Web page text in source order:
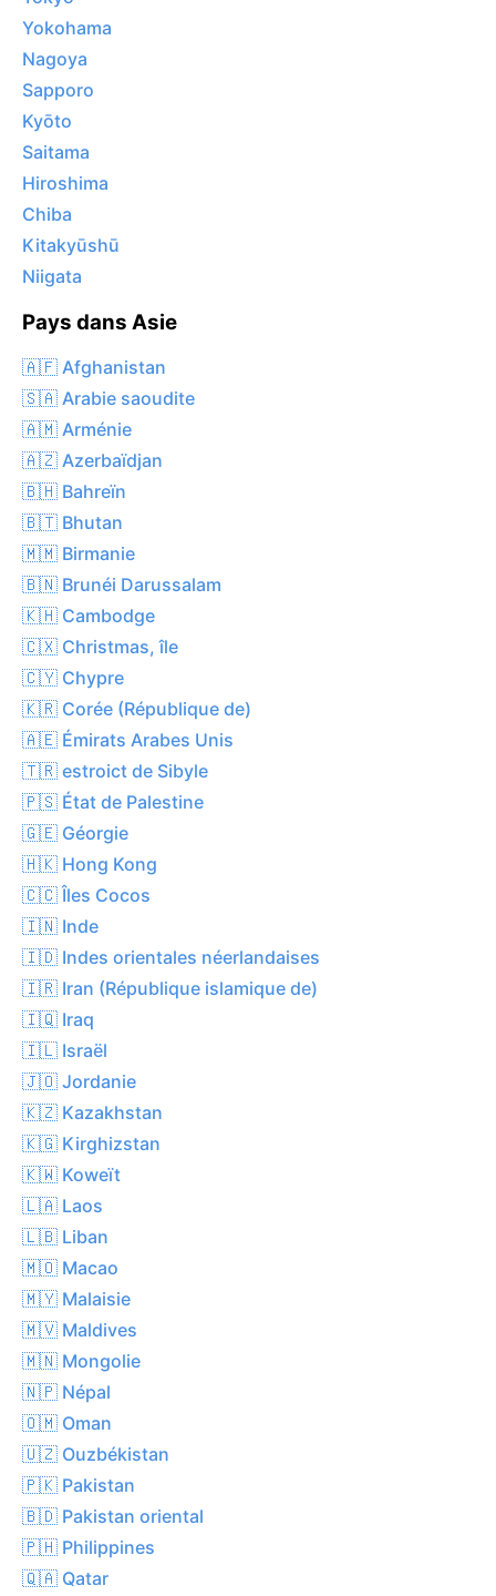
Yokohama
Nagoya
Sapporo
Kyōto
Saitama
Hiroshima
Chiba
Kitakyūshū
Niigata
Pays dans Asie
🇦🇫 Afghanistan
🇸🇦 Arabie saoudite
🇦🇲 Arménie
🇦🇿 Azerbaïdjan
🇧🇭 Bahreïn
🇧🇹 Bhutan
🇲🇲 Birmanie
🇧🇳 Brunéi Darussalam
🇰🇭 Cambodge
🇨🇽 Christmas, île
🇨🇾 Chypre
🇰🇷 Corée (République de)
🇦🇪 Émirats Arabes Unis
🇹🇷 estroict de Sibyle
🇵🇸 État de Palestine
🇬🇪 Géorgie
🇭🇰 Hong Kong
🇨🇨 Îles Cocos
🇮🇳 Inde
🇮🇩 Indes orientales néerlandaises
🇮🇷 Iran (République islamique de)
🇮🇶 Iraq
🇮🇱 Israël
🇯🇴 Jordanie
🇰🇿 Kazakhstan
🇰🇬 Kirghizstan
🇰🇼 Koweït
🇱🇦 Laos
🇱🇧 Liban
🇲🇴 Macao
🇲🇾 Malaisie
🇲🇻 Maldives
🇲🇳 Mongolie
🇳🇵 Népal
🇴🇲 Oman
🇺🇿 Ouzbékistan
🇵🇰 Pakistan
🇧🇩 Pakistan oriental
🇵🇭 Philippines
🇶🇦 Qatar